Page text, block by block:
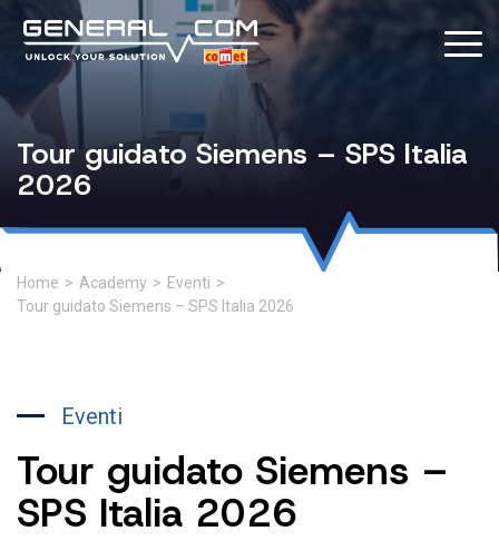
Tour guidato Siemens – SPS Italia
2026
Home > Academy > Eventi >
Tour guidato Siemens – SPS Italia 2026
Eventi
Tour guidato Siemens –
SPS Italia 2026